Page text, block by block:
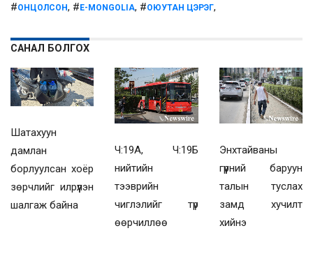
#ОНЦОЛСОН, # E-MONGOLIA, #ОЮУТАН ЦЭРЭГ,
САНАЛ БОЛГОХ
Шатахуун
дамлан
борлуулсан хоёр
зөрчлийг илрүүлэн
шалгаж байна
Ч:19А, Ч:19Б
нийтийн
тээврийн
чиглэлийг түр
өөрчиллөө
Энхтайваны
гүүрний баруун
талын туслах
замд хучилт
хийнэ